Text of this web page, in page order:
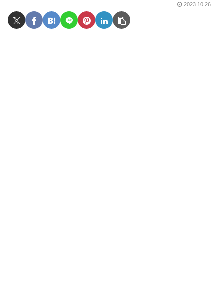
2023.10.26